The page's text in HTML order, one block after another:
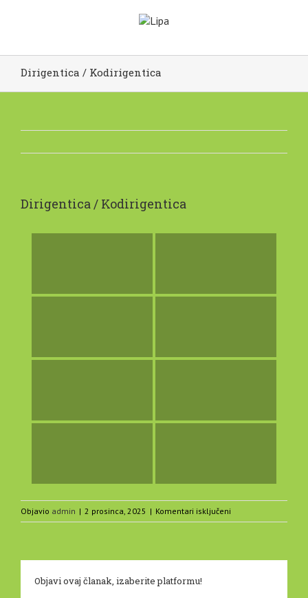
Dirigentica / Kodirigentica
Dirigentica / Kodirigentica
Objavio admin | 2 prosinca, 2025 | Komentari isključeni
Dirigentica
Objavi ovaj članak, izaberite platformu!